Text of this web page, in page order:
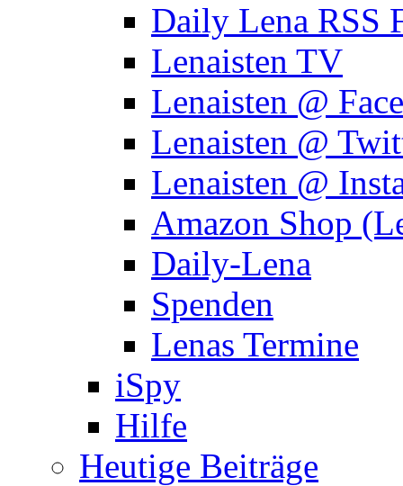
Daily Lena RSS
Lenaisten TV
Lenaisten @
Lenaisten @
Lenaisten @
Amazon Shop
Daily-Lena
Spenden
Lenas Termine
iSpy
Hilfe
Heutige Beiträge